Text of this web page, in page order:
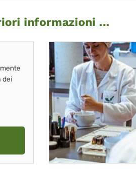
informazioni ...
dei